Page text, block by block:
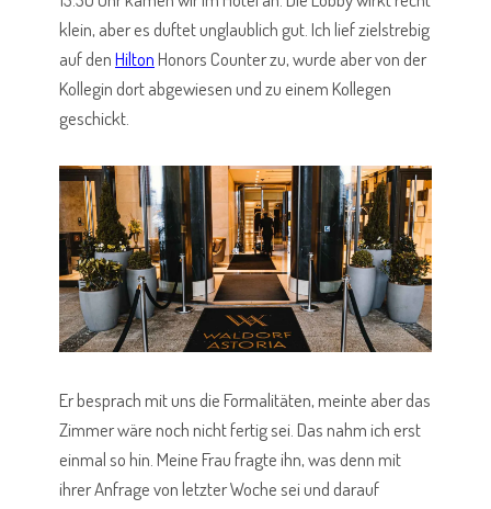
klein, aber es duftet unglaublich gut. Ich lief zielstrebig
auf denHiltonHonors Counter zu, wurde aber von der
Kollegin dort abgewiesen und zu einem Kollegen
geschickt.
Er besprach mit uns die Formalitäten, meinte aber das
Zimmer wäre noch nicht fertig sei. Das nahm ich erst
einmal so hin. Meine Frau fragte ihn, was denn mit
ihrer Anfrage von letzter Woche sei und darauf